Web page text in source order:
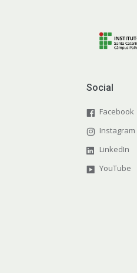
Social
Facebook
Instagram
LinkedIn
YouTube